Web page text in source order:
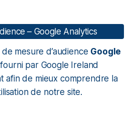
– Google Analytics
de mesure d’audience Google
par Google Ireland
afin de mieux comprendre la
de notre site.